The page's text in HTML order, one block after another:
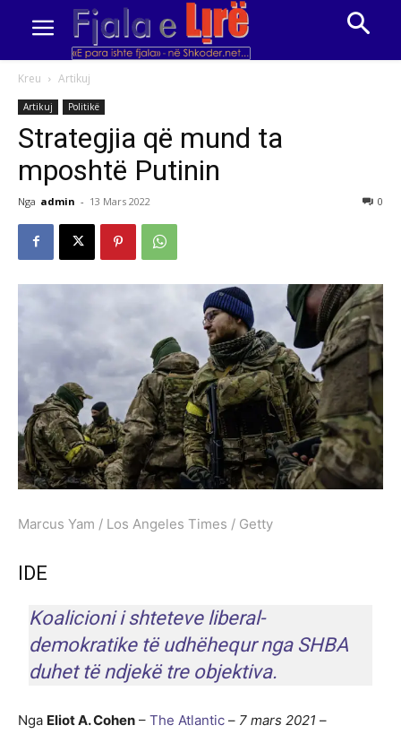
Kreu Artikuj
Artikuj Politikë
Strategjia që mund ta
mposhtë Putinin
Nga admin - 13 Mars 2022 0
Marcus Yam / Los Angeles Times / Getty
IDE
Koalicioni i shteteve liberal-
demokratike të udhëhequr nga SHBA
duhet të ndjekë tre objektiva.
Nga Eliot A. Cohen – The Atlantic – 7 mars 2021 –